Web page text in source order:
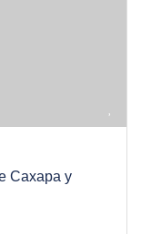
Сахара у